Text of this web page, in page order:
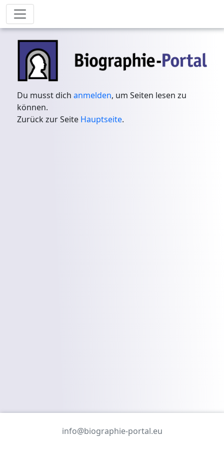
Du musst dichanmelden, um Seiten lesen zu
können.
Zurück zur Seite Hauptseite.
info@biographie-portal.eu